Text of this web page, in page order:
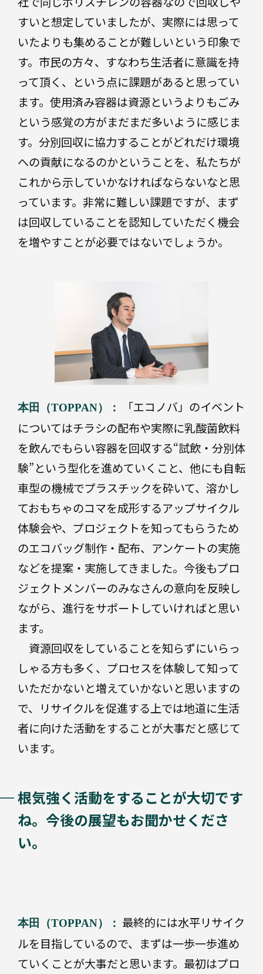
すいと想定していましたが、実際には思って
いたよりも集めることが難しいという印象で
す。市民の方々、すなわち生活者に意識を持
って頂く、という点に課題があると思ってい
ます。使用済み容器は資源というよりもごみ
という感覚の方がまだまだ多いように感じま
す。分別回収に協力することがどれだけ環境
への貢献になるのかということを、私たちが
これから示していかなければならないなと思
っています。非常に難しい課題ですが、まず
は回収していることを認知していただく機会
を増やすことが必要ではないでしょうか。
本田（TOPPAN）：
「エコノバ」のイベント
についてはチラシの配布や実際に乳酸菌飲料
を飲んでもらい容器を回収する“試飲・分別体
験”という型化を進めていくこと、他にも自転
車型の機械でプラスチックを砕いて、溶かし
ておもちゃのコマを成形するアップサイクル
体験会や、プロジェクトを知ってもらうため
のエコバッグ制作・配布、アンケートの実施
などを提案・実施してきました。今後もプロ
ジェクトメンバーのみなさんの意向を反映し
ながら、進行をサポートしていければと思い
ます。
資源回収をしていることを知らずにいらっ
しゃる方も多く、プロセスを体験して知って
いただかないと増えていかないと思いますの
で、リサイクルを促進する上では地道に生活
者に向けた活動をすることが大事だと感じて
います。
根気強く活動をすることが大切です
ね。今後の展望もお聞かせくださ
い。
本田（TOPPAN）： 最終的には水平リサイク
ルを目指しているので、まずは一歩一歩進め
ていくことが大事だと思います。最初はプロ